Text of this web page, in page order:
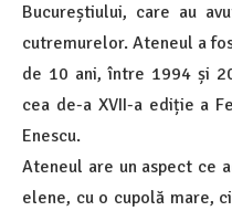
Bucureștiului, care au
cutremurelor. Ateneul a
de 10 ani, între 1994 și
cea de-a XVII-a ediție a
Enescu.
Ateneul are un aspect ce
elene, cu o cupolă mare,